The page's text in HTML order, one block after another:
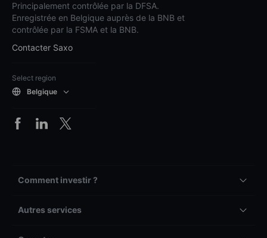
Principalement contrôlée par la DFSA.
Enregistrée en Belgique auprès de la BNB et
contrôlée par la FSMA et la BNB.
Contacter Saxo
Select region
Belgique
Comment investir ?
Autres services